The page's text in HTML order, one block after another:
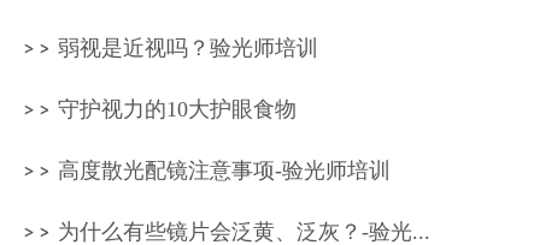
弱视是近视吗？验光师培训
守护视力的10大护眼食物
高度散光配镜注意事项-验光师培训
为什么有些镜片会泛黄、泛灰？-验光...